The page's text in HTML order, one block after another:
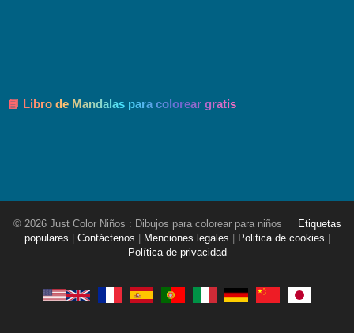
📘 Libro de Mandalas para colorear gratis
© 2026 Just Color Niños : Dibujos para colorear para niños
Etiquetas
populares
Contáctenos Menciones legales Politica de cookies
Política de privacidad